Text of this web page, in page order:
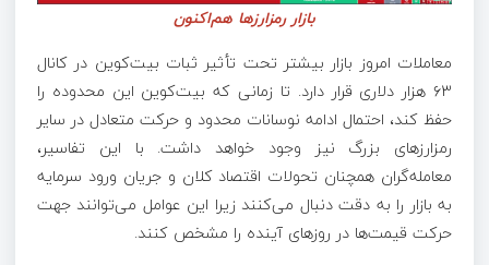
بازار رمزارزها هم‌اکنون
معاملات امروز بازار بیشتر تحت تأثیر ثبات بیت‌کوین در کانال
۶۳ هزار دلاری قرار دارد. تا زمانی که بیت‌کوین این محدوده را
حفظ کند، احتمال ادامه نوسانات محدود و حرکت متعادل در سایر
رمزارزهای بزرگ نیز وجود خواهد داشت. با این تفاسیر،
معامله‌گران همچنان تحولات اقتصاد کلان و جریان ورود سرمایه
به بازار را به دقت دنبال می‌کنند زیرا این عوامل می‌توانند جهت
حرکت قیمت‌ها در روزهای آینده را مشخص کنند.